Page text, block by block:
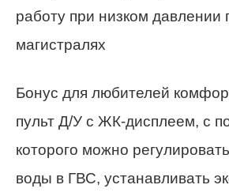
работу при низком давлении
магистралях
Бонус для любителей
пульт Д/У с ЖК-дисплеем, с
которого можно
воды в ГВС, устанавливать